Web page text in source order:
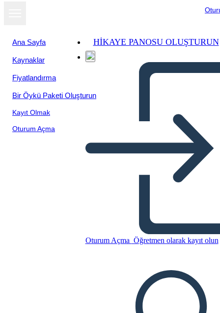
Ana Sayfa
Kaynaklar
Fiyatlandırma
Bir Öykü Paketi Oluşturun
Kayıt Olmak
Oturum Açma
HIKAYE PANOSU OLUŞTURUN
Oturum Açma Öğretmen olarak kayıt olun
Yeni Oluşturma Sayfası Özeti
ve Sentez Şablonu 4 (Siyah
Beyaz)